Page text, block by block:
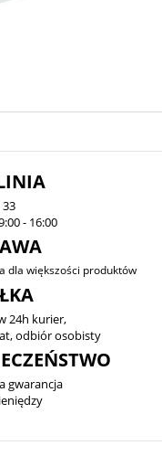
33
- 16:00
dla większości produktów
24h kurier,
odbiór osobisty
gwarancja